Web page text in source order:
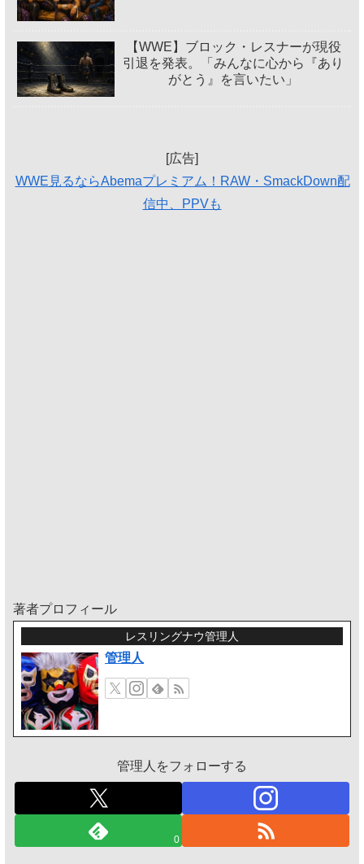
【WWE】ブロック・レスナーが現役
引退を発表。「みんなに心から『あり
がとう』を言いたい」
[広告]
WWE見るならAbemaプレミアム！RAW・SmackDown配
信中、PPVも
著者プロフィール
レスリングナウ管理人
管理人
管理人をフォローする
0